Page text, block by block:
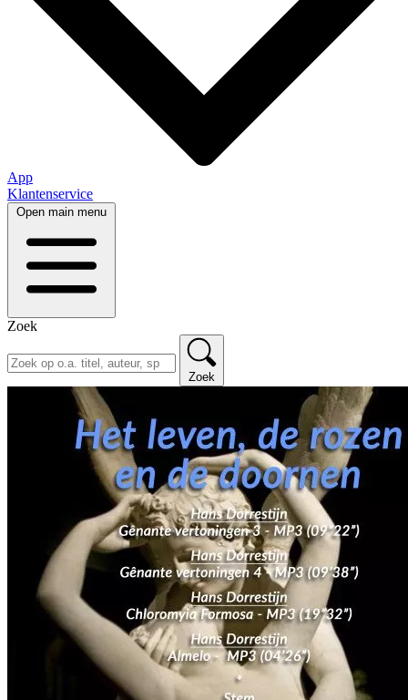
App
Klantenservice
Open main menu
Zoek
Zoek